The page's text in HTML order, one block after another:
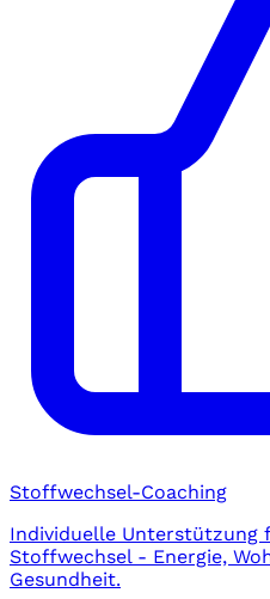
Stoffwechsel-Coaching
Individuelle Unterstützung
Stoffwechsel - Energie,
Gesundheit.